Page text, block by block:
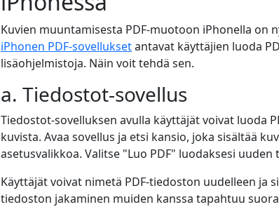
Kuvien muuntamisesta PDF-muotoon iPhonella on
iPhonen PDF-sovelluksetantavat käyttäjien luoda
lisäohjelmistoja. Näin voit tehdä sen.
a. Tiedostot-sovellus
Tiedostot-sovelluksen avulla käyttäjät voivat luoda
kuvista. Avaa sovellus ja etsi kansio, joka sisältää
asetusvalikkoa. Valitse "Luo PDF" luodaksesi
Käyttäjät voivat nimetä PDF-tiedoston uudelleen ja
tiedoston jakaminen muiden kanssa tapahtuu